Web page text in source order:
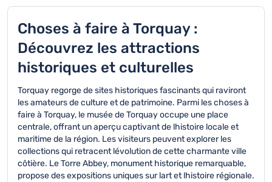
Choses à faire à Torquay :
Découvrez les attractions
historiques et culturelles
Torquay regorge de sites historiques fascinants qui raviront
les amateurs de culture et de patrimoine. Parmi les choses à
faire à Torquay, le musée de Torquay occupe une place
centrale, offrant un aperçu captivant de lhistoire locale et
maritime de la région. Les visiteurs peuvent explorer les
collections qui retracent lévolution de cette charmante ville
côtière. Le Torre Abbey, monument historique remarquable,
propose des expositions uniques sur lart et lhistoire régionale.